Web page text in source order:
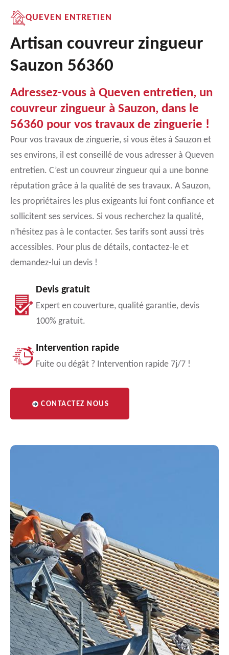
QUEVEN ENTRETIEN
Artisan couvreur zingueur
Sauzon 56360
Adressez-vous à Queven entretien, un
couvreur zingueur à Sauzon, dans le
56360 pour vos travaux de zinguerie !
Pour vos travaux de zinguerie, si vous êtes à Sauzon et
ses environs, il est conseillé de vous adresser à Queven
entretien. C’est un couvreur zingueur qui a une bonne
réputation grâce à la qualité de ses travaux. A Sauzon,
les propriétaires les plus exigeants lui font confiance et
sollicitent ses services. Si vous recherchez la qualité,
n’hésitez pas à le contacter. Ses tarifs sont aussi très
accessibles. Pour plus de détails, contactez-le et
demandez-lui un devis !
Devis gratuit
Expert en couverture, qualité garantie, devis
100% gratuit.
Intervention rapide
Fuite ou dégât ? Intervention rapide 7j/7 !
CONTACTEZ NOUS